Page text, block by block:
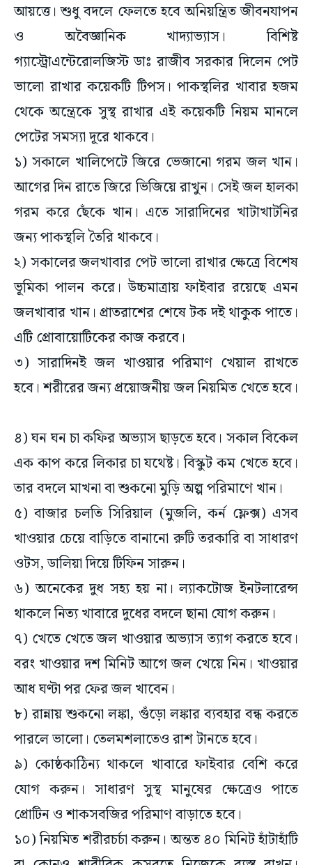
আয়ত্তে। শুধু বদলে ফেলতে হবে অনিয়ন্ত্রিত জীবনযাপন
ও অবৈজ্ঞানিক খাদ্যাভ্যাস। বিশিষ্ট
গ্যাস্ট্রোএন্টেরোলজিস্ট ডাঃ রাজীব সরকার দিলেন পেট
ভালো রাখার কয়েকটি টিপস। পাকস্থলির খাবার হজম
থেকে অন্ত্রেকে সুস্থ রাখার এই কয়েকটি নিয়ম মানলে
পেটের সমস্যা দূরে থাকবে।
১) সকালে খালিপেটে জিরে ভেজানো গরম জল খান।
আগের দিন রাতে জিরে ভিজিয়ে রাখুন। সেই জল হালকা
গরম করে ছেঁকে খান। এতে সারাদিনের খাটাখাটনির
জন্য পাকস্থলি তৈরি থাকবে।
২) সকালের জলখাবার পেট ভালো রাখার ক্ষেত্রে বিশেষ
ভূমিকা পালন করে। উচ্চমাত্রায় ফাইবার রয়েছে এমন
জলখাবার খান। প্রাতরাশের শেষে টক দই থাকুক পাতে।
এটি প্রোবায়োটিকের কাজ করবে।
৩) সারাদিনই জল খাওয়ার পরিমাণ খেয়াল রাখতে
হবে। শরীরের জন্য প্রয়োজনীয় জল নিয়মিত খেতে হবে।
৪) ঘন ঘন চা কফির অভ্যাস ছাড়তে হবে। সকাল বিকেল
এক কাপ করে লিকার চা যথেষ্ট। বিস্কুট কম খেতে হবে।
তার বদলে মাখনা বা শুকনো মুড়ি অল্প পরিমাণে খান।
৫) বাজার চলতি সিরিয়াল (মুজলি, কর্ন ফ্লেক্স) এসব
খাওয়ার চেয়ে বাড়িতে বানানো রুটি তরকারি বা সাধারণ
ওটস, ডালিয়া দিয়ে টিফিন সারুন।
৬) অনেকের দুধ সহ্য হয় না। ল্যাকটোজ ইনটলারেন্স
থাকলে নিত্য খাবারে দুধের বদলে ছানা যোগ করুন।
৭) খেতে খেতে জল খাওয়ার অভ্যাস ত্যাগ করতে হবে।
বরং খাওয়ার দশ মিনিট আগে জল খেয়ে নিন। খাওয়ার
আধ ঘণ্টা পর ফের জল খাবেন।
৮) রান্নায় শুকনো লঙ্কা, গুঁড়ো লঙ্কার ব্যবহার বন্ধ করতে
পারলে ভালো। তেলমশলাতেও রাশ টানতে হবে।
৯) কোষ্ঠকাঠিন্য থাকলে খাবারে ফাইবার বেশি করে
যোগ করুন। সাধারণ সুস্থ মানুষের ক্ষেত্রেও পাতে
প্রোটিন ও শাকসবজির পরিমাণ বাড়াতে হবে।
১০) নিয়মিত শরীরচর্চা করুন। অন্তত ৪০ মিনিট হাঁটাহাঁটি